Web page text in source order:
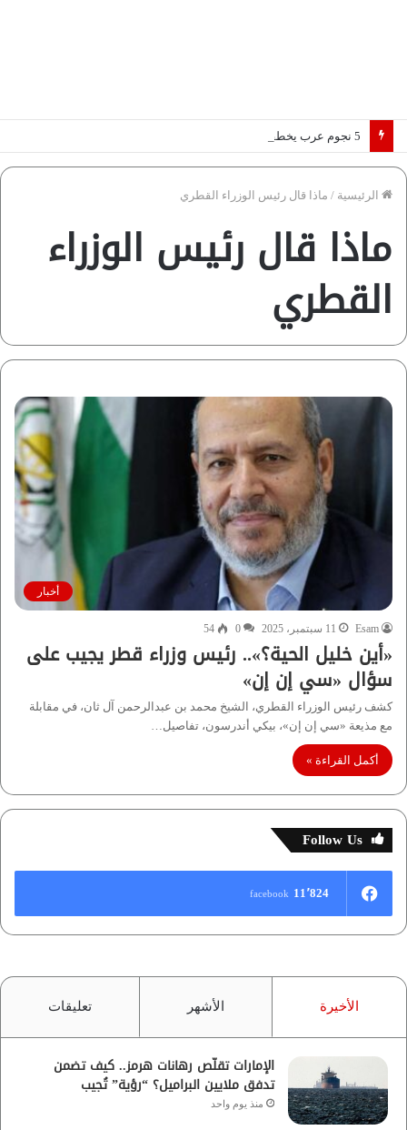
الرئيسية / ماذا قال رئيس الوزراء القطري
ماذا قال رئيس الوزراء
القطري
أخبار
Esam 11 سبتمبر، 2025 0
54
«أين خليل الحية؟».. رئيس وزراء قطر يجيب على
سؤال «سي إن إن»
كشف رئيس الوزراء القطري، الشيخ محمد بن عبدالرحمن آل ثان، في مقابلة
مع مذيعة «سي إن إن»، بيكي أندرسون، تفاصيل…
أكمل القراءة »
Follow Us
11٬824 facebook
الأخيرة الأشهر تعليقات
الإمارات تقلّص رهانات هرمز.. كيف تضمن
تدفق ملايين البراميل؟ “رؤية” تُجيب
منذ يوم واحد